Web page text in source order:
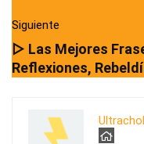
Siguiente
▷ Las Mejores
Reflexiones,